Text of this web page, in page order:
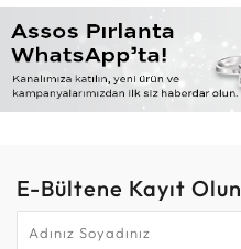
E-Bültene Kayıt Olun